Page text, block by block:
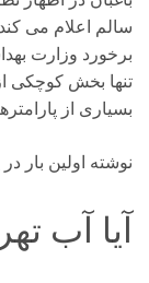
سالم اعلام می
برخورد وزارت
تنها بخش کوچکی
بسیاری از
نوشته اولین بار
آیا آب